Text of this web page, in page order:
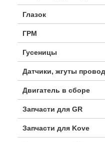
Глазок
ГРМ
Гусеницы
Датчики, жгуты
Двигатель в сборе
Запчасти для GR
Запчасти для Kove